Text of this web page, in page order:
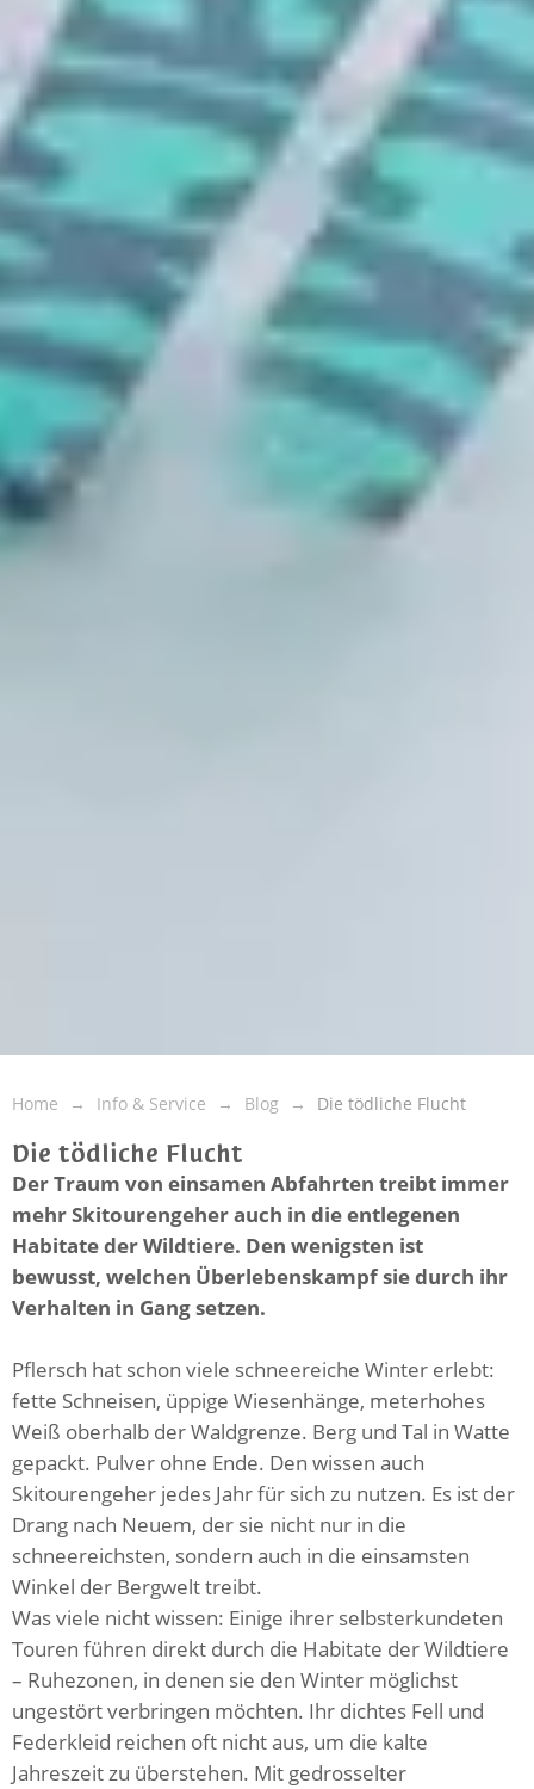
Home Info & Service Blog Die tödliche Flucht
Die tödliche Flucht
Der Traum von einsamen Abfahrten treibt immer
mehr Skitourengeher auch in die entlegenen
Habitate der Wildtiere. Den wenigsten ist
bewusst, welchen Überlebenskampf sie durch ihr
Verhalten in Gang setzen.
Pflersch hat schon viele schneereiche Winter erlebt:
fette Schneisen, üppige Wiesenhänge, meterhohes
Weiß oberhalb der Waldgrenze. Berg und Tal in Watte
gepackt. Pulver ohne Ende. Den wissen auch
Skitourengeher jedes Jahr für sich zu nutzen. Es ist der
Drang nach Neuem, der sie nicht nur in die
schneereichsten, sondern auch in die einsamsten
Winkel der Bergwelt treibt.
Was viele nicht wissen: Einige ihrer selbsterkundeten
Touren führen direkt durch die Habitate der Wildtiere
– Ruhezonen, in denen sie den Winter möglichst
ungestört verbringen möchten. Ihr dichtes Fell und
Federkleid reichen oft nicht aus, um die kalte
Jahreszeit zu überstehen. Mit gedrosselter